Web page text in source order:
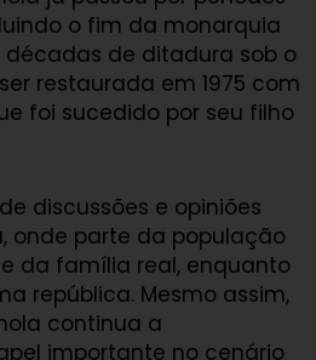
o fim da monarquia
décadas de ditadura sob o
restaurada em 1975 com
foi sucedido por seu filho
discussões e opiniões
onde parte da população
da família real, enquanto
república. Mesmo assim,
continua a
importante no cenário